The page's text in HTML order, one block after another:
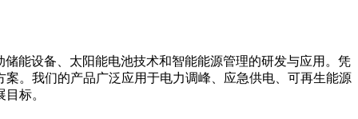
储能设备、太阳能电池技术和智能能源管理的研发与应用。凭
。我们的产品广泛应用于电力调峰、应急供电、可再生能源
标。